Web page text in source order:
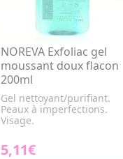
NOREVA Exfoliac gel
moussant doux flacon
200ml
Gel nettoyant/purifiant.
Peaux à imperfections.
Visage.
5,11€